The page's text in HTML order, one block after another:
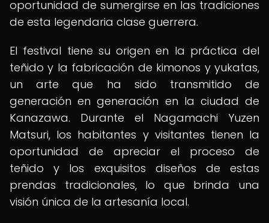
oportunidad de sumergirse en las tradiciones
de esta legendaria clase guerrera.
El festival tiene su origen en la práctica del
teñido y la fabricación de kimonos y yukatas,
un arte que ha sido transmitido de
generación en generación en la ciudad de
Kanazawa. Durante el Nagamachi Yuzen
Matsuri, los habitantes y visitantes tienen la
oportunidad de apreciar el proceso de
teñido y los exquisitos diseños de estas
prendas tradicionales, lo que brinda una
visión única de la artesanía local.